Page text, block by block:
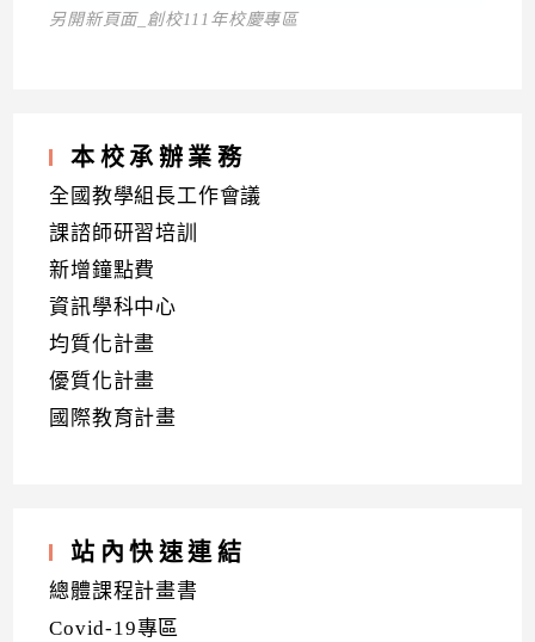
另開新頁面_創校111年校慶專區
本校承辦業務
全國教學組長工作會議
課諮師研習培訓
新增鐘點費
資訊學科中心
均質化計畫
優質化計畫
國際教育計畫
站內快速連結
總體課程計畫書
Covid-19專區